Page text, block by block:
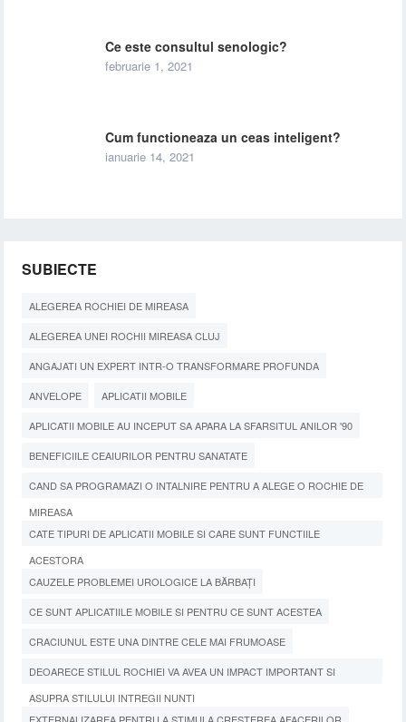
Ce este consultul senologic?
februarie 1, 2021
Cum functioneaza un ceas inteligent?
ianuarie 14, 2021
SUBIECTE
ALEGEREA ROCHIEI DE MIREASA
ALEGEREA UNEI ROCHII MIREASA CLUJ
ANGAJATI UN EXPERT INTR-O TRANSFORMARE PROFUNDA
ANVELOPE APLICATII MOBILE
APLICATII MOBILE AU INCEPUT SA APARA LA SFARSITUL ANILOR '90
BENEFICIILE CEAIURILOR PENTRU SANATATE
CAND SA PROGRAMAZI O INTALNIRE PENTRU A ALEGE O ROCHIE DE
MIREASA
CATE TIPURI DE APLICATII MOBILE SI CARE SUNT FUNCTIILE
ACESTORA
CAUZELE PROBLEMEI UROLOGICE LA BĂRBAȚI
CE SUNT APLICATIILE MOBILE SI PENTRU CE SUNT ACESTEA
CRACIUNUL ESTE UNA DINTRE CELE MAI FRUMOASE
DEOARECE STILUL ROCHIEI VA AVEA UN IMPACT IMPORTANT SI
ASUPRA STILULUI INTREGII NUNTI